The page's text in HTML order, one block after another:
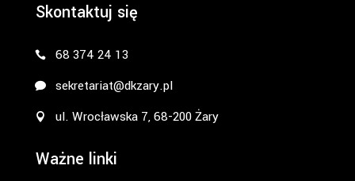
Skontaktuj się
68 374 24 13
sekretariat@dkzary.pl
ul. Wrocławska 7, 68-200 Żary
Ważne linki